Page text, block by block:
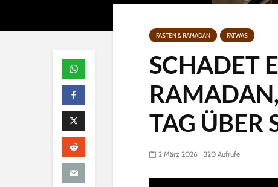
FASTEN & RAMADAN FATWAS
SCHADET
TAG ÜBER
2 März 2026 320 Aufrufe